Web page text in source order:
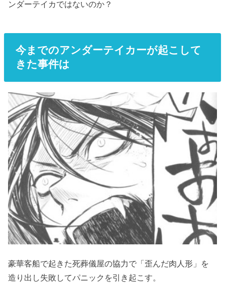
ンダーテイカではないのか？
今までのアンダーテイカーが起こして
きた事件は
豪華客船で起きた死葬儀屋の協力で「歪んだ肉人形」を
造り出し失敗してパニックを引き起こす。